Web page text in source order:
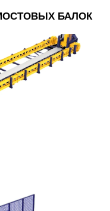
БАЛОК